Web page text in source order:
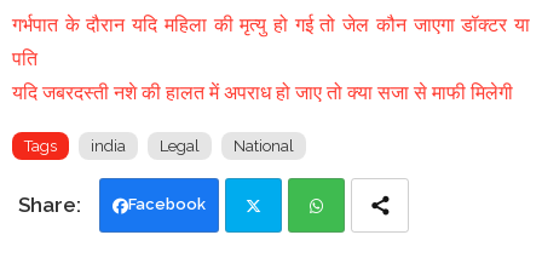
गर्भपात के दौरान यदि महिला की मृत्यु हो गई तो जेल कौन जाएगा डॉक्टर या
पति
यदि जबरदस्ती नशे की हालत में अपराध हो जाए तो क्या सजा से माफी मिलेगी
Tags india Legal National
Facebook